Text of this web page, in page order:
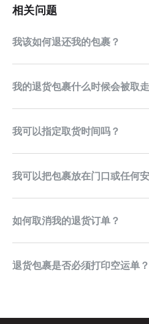
相关问题
我该如何退还我的包裹？
我的退货包裹什么时候会被取
我可以指定取货时间吗？
我可以把包裹放在门口或任何
如何取消我的退货订单？
退货包裹是否必须打印空运单？